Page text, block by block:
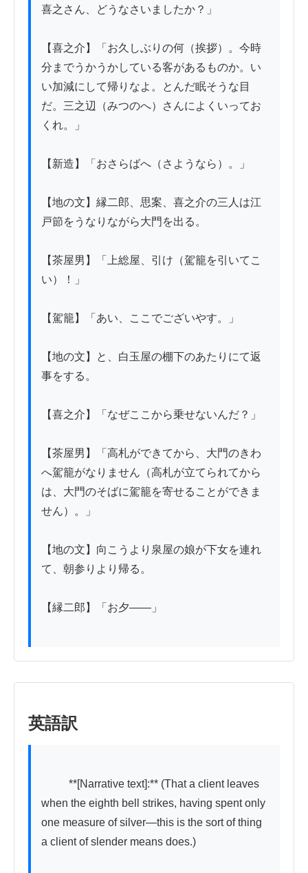
喜之さん、どうなさいましたか？」
【喜之介】「お久しぶりの何（挨拶）。今時
分までうかうかしている客があるものか。い
い加減にして帰りなよ。とんだ眠そうな目
だ。三之辺（みつのへ）さんによくいってお
くれ。」
【新造】「おさらばへ（さようなら）。」
【地の文】縁二郎、思案、喜之介の三人は江
戸節をうなりながら大門を出る。
【茶屋男】「上総屋、引け（駕籠を引いてこ
い）！」
【駕籠】「あい、ここでございやす。」
【地の文】と、白玉屋の棚下のあたりにて返
事をする。
【喜之介】「なぜここから乗せないんだ？」
【茶屋男】「高札ができてから、大門のきわ
へ駕籠がなりません（高札が立てられてから
は、大門のそばに駕籠を寄せることができま
せん）。」
【地の文】向こうより泉屋の娘が下女を連れ
て、朝参りより帰る。
【縁二郎】「お夕——」
英語訳
when the eighth bell strikes, having spent only
one measure of silver—this is the sort of thing
a client of slender means does.)